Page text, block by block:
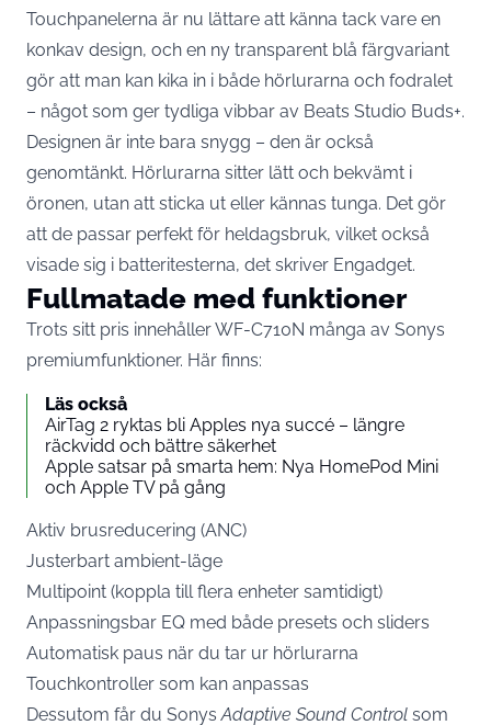
Touchpanelerna är nu lättare att känna tack vare en
konkav design, och en ny transparent blå färgvariant
gör att man kan kika in i både hörlurarna och fodralet
– något som ger tydliga vibbar av Beats Studio Buds+.
Designen är inte bara snygg – den är också
genomtänkt. Hörlurarna sitter lätt och bekvämt i
öronen, utan att sticka ut eller kännas tunga. Det gör
att de passar perfekt för heldagsbruk, vilket också
visade sig i batteritesterna, det skriver Engadget.
Fullmatade med funktioner
Trots sitt pris innehåller WF-C710N många av Sonys
premiumfunktioner. Här finns:
Läs också
AirTag 2 ryktas bli Apples nya succé – längre
räckvidd och bättre säkerhet
Apple satsar på smarta hem: Nya HomePod Mini
och Apple TV på gång
Aktiv brusreducering (ANC)
Justerbart ambient-läge
Multipoint (koppla till flera enheter samtidigt)
Anpassningsbar EQ med både presets och sliders
Automatisk paus när du tar ur hörlurarna
Touchkontroller som kan anpassas
Dessutom får du SonysAdaptive Sound Control som